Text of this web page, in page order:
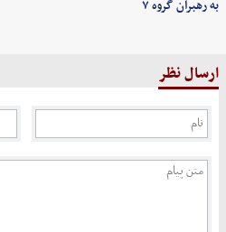
به رهبران گروه ۷
ارسال نظر